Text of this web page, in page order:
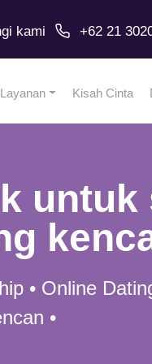
kami +62 21
Layanan Kisah Cinta
untuk
• Online
•